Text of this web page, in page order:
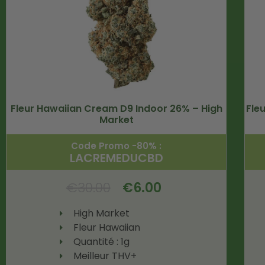
Fleur Hawaiian Cream D9 Indoor 26% – High
Market
Code Promo -80% :
LACREMEDUCBD
€6.00
High Market
Fleur Hawaiian
Quantité : 1g
Meilleur THV+